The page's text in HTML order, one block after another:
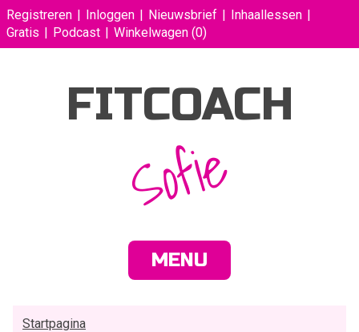
Registreren Inloggen Nieuwsbrief
Inhaallessen
Gratis
Podcast Winkelwagen (0)
FITCOACH
Sofie
MENU
Startpagina